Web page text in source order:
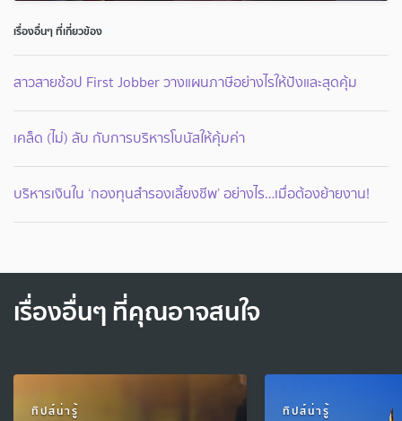
เรื่องอื่นๆ ที่เกี่ยวข้อง
สาวสายช้อป First Jobber วางแผนภาษีอย่างไรให้ปังและสุดคุ้ม
เคล็ด (ไม่) ลับ กับการบริหารโบนัสให้คุ้มค่า
บริหารเงินใน ‘กองทุนสำรองเลี้ยงชีพ’ อย่างไร…เมื่อต้องย้ายงาน!
เรื่องอื่นๆ ที่คุณอาจสนใจ
ทิปส์น่ารู้ ทิปส์น่ารู้